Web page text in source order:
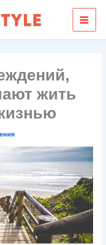
жить